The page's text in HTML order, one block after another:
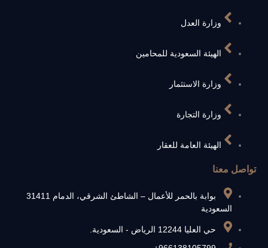
وزارة العدل
الهيئة السعودية للمحامين
وزارة الاستثمار
وزارة التجارة
الهيئة العامة للعقار
تواصل معنا
بوابة بالحمر للأعمال – الشاطئ الشرقي، الدمام 31411
السعودية
حي العليا 12244 الرياض - السعودية.